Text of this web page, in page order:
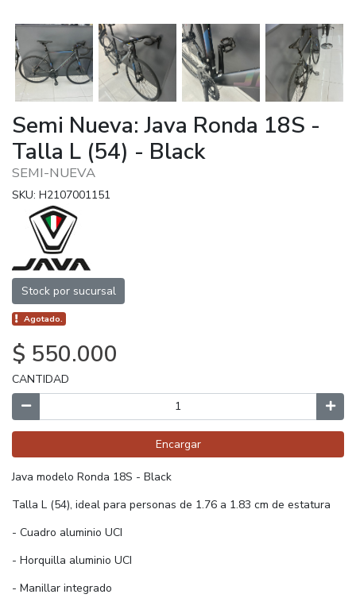
Semi Nueva: Java Ronda 18S -
Talla L (54) - Black
SEMI-NUEVA
SKU: H2107001151
Stock por sucursal
Agotado.
$ 550.000
CANTIDAD
Encargar
Java modelo Ronda 18S - Black
Talla L (54), ideal para personas de 1.76 a 1.83 cm de estatura
- Cuadro aluminio UCI
- Horquilla aluminio UCI
- Manillar integrado